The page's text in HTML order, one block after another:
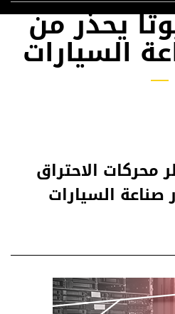
يحذر من
السيارات
محركات الاحتراق
السيارات